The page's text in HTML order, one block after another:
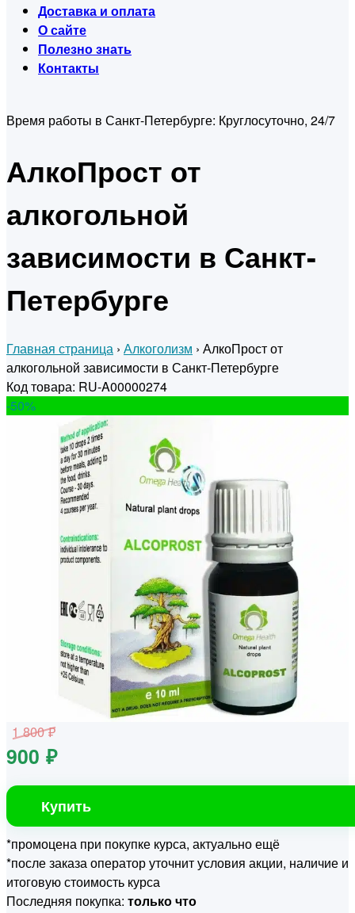
Доставка и оплата
О сайте
Полезно знать
Контакты
Время работы в Санкт-Петербурге: Круглосуточно, 24/7
АлкоПрост от
алкогольной
зависимости в Санкт-
Петербурге
Главная страница › Алкоголизм › АлкоПрост от
алкогольной зависимости в Санкт-Петербурге
Код товара: RU-A00000274
-50%
1 800 ₽
900 ₽
Купить
*промоцена при покупке курса, актуально ещё
*после заказа оператор уточнит условия акции, наличие и
итоговую стоимость курса
Последняя покупка: только что